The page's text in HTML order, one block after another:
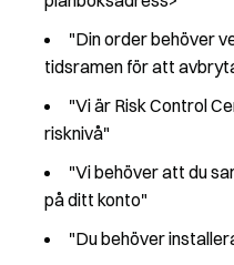
"Din order behöver
tidsramen för att
"Vi är Risk Control
risknivå"
"Vi behöver att du
på ditt konto"
"Du behöver